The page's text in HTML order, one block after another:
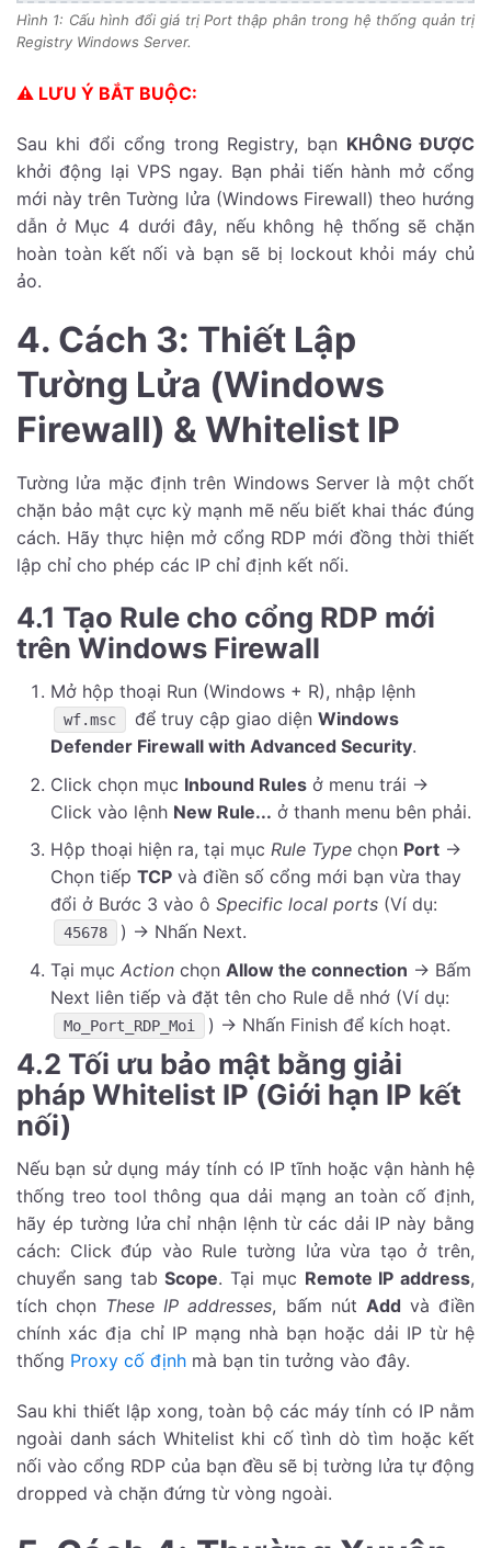
Hình 1: Cấu hình đổi giá trị Port thập phân trong hệ thống quản trị
Registry Windows Server.
⚠️ LƯU Ý BẮT BUỘC:
Sau khi đổi cổng trong Registry, bạn KHÔNG ĐƯỢC
khởi động lại VPS ngay. Bạn phải tiến hành mở cổng
mới này trên Tường lửa (Windows Firewall) theo hướng
dẫn ở Mục 4 dưới đây, nếu không hệ thống sẽ chặn
hoàn toàn kết nối và bạn sẽ bị lockout khỏi máy chủ
ảo.
4. Cách 3: Thiết Lập
Tường Lửa (Windows
Firewall) & Whitelist IP
Tường lửa mặc định trên Windows Server là một chốt
chặn bảo mật cực kỳ mạnh mẽ nếu biết khai thác đúng
cách. Hãy thực hiện mở cổng RDP mới đồng thời thiết
lập chỉ cho phép các IP chỉ định kết nối.
4.1 Tạo Rule cho cổng RDP mới
trên Windows Firewall
Mở hộp thoại Run (Windows + R), nhập lệnh
wf.msc để truy cập giao diệnWindows
Defender Firewall with Advanced Security.
Click chọn mục Inbound Rulesở menu trái ->
Click vào lệnh New Rule... ở thanh menu bên phải.
Hộp thoại hiện ra, tại mục Rule Typechọn Port->
Chọn tiếp TCPvà điền số cổng mới bạn vừa thay
đổi ở Bước 3 vào ô Specific local ports(Ví dụ:
45678
) -> Nhấn Next.
Tại mục Actionchọn Allow the connection -> Bấm
Next liên tiếp và đặt tên cho Rule dễ nhớ (Ví dụ:
Mo_Port_RDP_Moi ) -> Nhấn Finish để kích hoạt.
4.2 Tối ưu bảo mật bằng giải
pháp Whitelist IP (Giới hạn IP kết
nối)
Nếu bạn sử dụng máy tính có IP tĩnh hoặc vận hành hệ
thống treo tool thông qua dải mạng an toàn cố định,
hãy ép tường lửa chỉ nhận lệnh từ các dải IP này bằng
cách: Click đúp vào Rule tường lửa vừa tạo ở trên,
chuyển sang tabScope. Tại mục Remote IP address,
tích chọn These IP addresses, bấm nút Add và điền
chính xác địa chỉ IP mạng nhà bạn hoặc dải IP từ hệ
thống Proxy cố định mà bạn tin tưởng vào đây.
Sau khi thiết lập xong, toàn bộ các máy tính có IP nằm
ngoài danh sách Whitelist khi cố tình dò tìm hoặc kết
nối vào cổng RDP của bạn đều sẽ bị tường lửa tự động
dropped và chặn đứng từ vòng ngoài.